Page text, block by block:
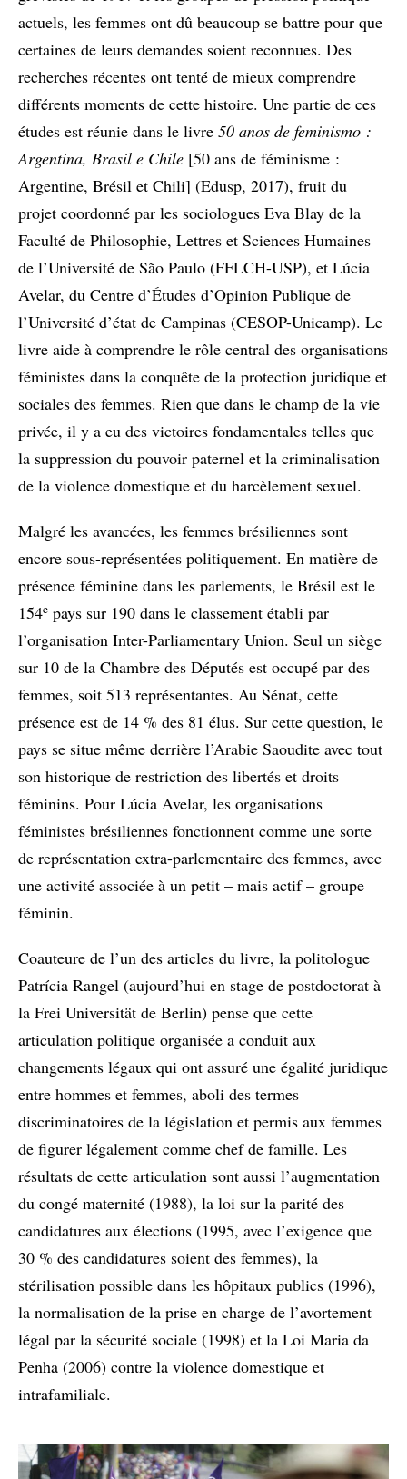
actuels, les femmes ont dû beaucoup se battre pour que
certaines de leurs demandes soient reconnues. Des
recherches récentes ont tenté de mieux comprendre
différents moments de cette histoire. Une partie de ces
études est réunie dans le livre 50 anos de feminismo :
Argentina, Brasil e Chile [50 ans de féminisme :
Argentine, Brésil et Chili] (Edusp, 2017), fruit du
projet coordonné par les sociologues Eva Blay de la
Faculté de Philosophie, Lettres et Sciences Humaines
de l’Université de São Paulo (FFLCH-USP), et Lúcia
Avelar, du Centre d’Études d’Opinion Publique de
l’Université d’état de Campinas (CESOP-Unicamp). Le
livre aide à comprendre le rôle central des organisations
féministes dans la conquête de la protection juridique et
sociales des femmes. Rien que dans le champ de la vie
privée, il y a eu des victoires fondamentales telles que
la suppression du pouvoir paternel et la criminalisation
de la violence domestique et du harcèlement sexuel.
Malgré les avancées, les femmes brésiliennes sont
encore sous-représentées politiquement. En matière de
présence féminine dans les parlements, le Brésil est le
154e pays sur 190 dans le classement établi par
l’organisation Inter-Parliamentary Union. Seul un siège
sur 10 de la Chambre des Députés est occupé par des
femmes, soit 513 représentantes. Au Sénat, cette
présence est de 14 % des 81 élus. Sur cette question, le
pays se situe même derrière l’Arabie Saoudite avec tout
son historique de restriction des libertés et droits
féminins. Pour Lúcia Avelar, les organisations
féministes brésiliennes fonctionnent comme une sorte
de représentation extra-parlementaire des femmes, avec
une activité associée à un petit – mais actif – groupe
féminin.
Coauteure de l’un des articles du livre, la politologue
Patrícia Rangel (aujourd’hui en stage de postdoctorat à
la Frei Universität de Berlin) pense que cette
articulation politique organisée a conduit aux
changements légaux qui ont assuré une égalité juridique
entre hommes et femmes, aboli des termes
discriminatoires de la législation et permis aux femmes
de figurer légalement comme chef de famille. Les
résultats de cette articulation sont aussi l’augmentation
du congé maternité (1988), la loi sur la parité des
candidatures aux élections (1995, avec l’exigence que
30 % des candidatures soient des femmes), la
stérilisation possible dans les hôpitaux publics (1996),
la normalisation de la prise en charge de l’avortement
légal par la sécurité sociale (1998) et la Loi Maria da
Penha (2006) contre la violence domestique et
intrafamiliale.